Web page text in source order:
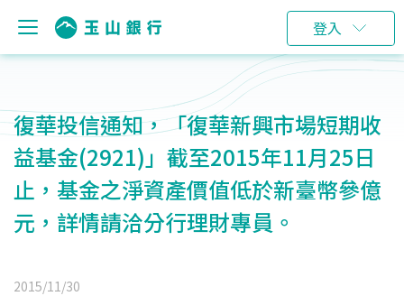
登入
復華投信通知，「復華新興市場短期收
益基金(2921)」截至2015年11月25日
止，基金之淨資產價值低於新臺幣參億
元，詳情請洽分行理財專員。
2015/11/30